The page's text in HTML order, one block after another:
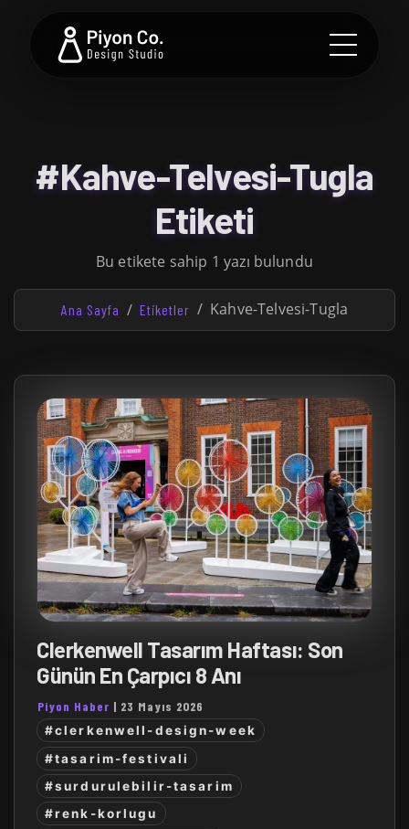
#Kahve-Telvesi-Tugla
Etiketi
Bu etikete sahip 1 yazı bulundu
Ana Sayfa Etiketler Kahve-Telvesi-Tugla
Clerkenwell Tasarım Haftası: Son
Günün En Çarpıcı 8 Anı
Piyon Haber | 23 Mayıs 2026
#clerkenwell-design-week
#tasarim-festivali
#surdurulebilir-tasarim
#renk-korlugu